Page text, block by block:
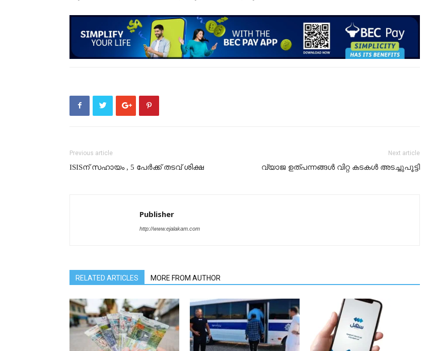
Previous article
ISISന് സഹായം , 5 പേർക്ക് തടവ് ശിക്ഷ
Next article
വ്യാജ ഉത്പന്നങ്ങൾ വിറ്റ കടകൾ അടച്ചുപൂട്ടി
Publisher
http://www.ejalakam.com
RELATED ARTICLES MORE FROM AUTHOR